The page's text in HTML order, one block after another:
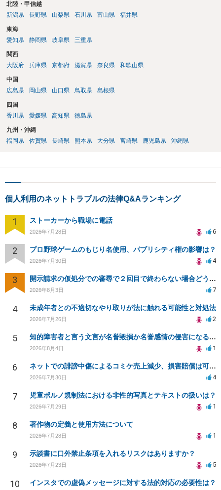
北陸・甲信越
新潟県
長野県 山梨県 石川県 富山県 福井県
東海
愛知県
静岡県 岐阜県 三重県
関西
大阪府
兵庫県 京都府 滋賀県 奈良県 和歌山県
中国
広島県
岡山県 山口県 鳥取県 島根県
四国
香川県
愛媛県 高知県 徳島県
九州・沖縄
福岡県
佐賀県 長崎県 熊本県 大分県 宮崎県 鹿児島県 沖縄県
個人利用のネットトラブルの法律Q&Aランキング
1 ストーカーから職場に電話
2026年7月28日 6
2 プロ野球ゲームのもじり名使用、パブリシティ権の影響は？
2026年7月30日 4
3 開示請求の仮処分での審尋で２回目で終わらない場合どうしたらいいですか
2026年8月3日 7
4 未成年者との不適切なやり取りが法に触れる可能性と対処法
2026年7月26日 2
5 知的障害者と言う文言が名誉毀損か名誉感情の侵害になるか教えてほしい。
2026年8月4日 1
6 ネットでの誹謗中傷によるコミケ売上減少、損害賠償は可能か？
2026年7月30日 4
7 児童ポルノ規制法における非性的写真とテキストの扱いは？
2026年7月29日 1
8 著作物の定義と使用方法について
2026年7月28日 1
9 示談書に口外禁止条項を入れるリスクはありますか？
2026年7月23日 5
10 インスタでの虚偽メッセージに対する法的対応の必要性は？